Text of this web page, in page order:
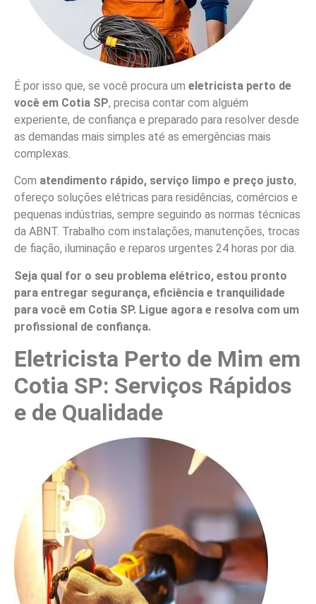
É por isso que, se você procura um eletricista perto de
você em Cotia SP, precisa contar com alguém
experiente, de confiança e preparado para resolver desde
as demandas mais simples até as emergências mais
complexas.
Com atendimento rápido, serviço limpo e preço justo,
ofereço soluções elétricas para residências, comércios e
pequenas indústrias, sempre seguindo as normas técnicas
da ABNT. Trabalho com instalações, manutenções, trocas
de fiação, iluminação e reparos urgentes 24 horas por dia.
Seja qual for o seu problema elétrico, estou pronto
para entregar segurança, eficiência e tranquilidade
para você em Cotia SP. Ligue agora e resolva com um
profissional de confiança.
Eletricista Perto de Mim em
Cotia SP: Serviços Rápidos
e de Qualidade